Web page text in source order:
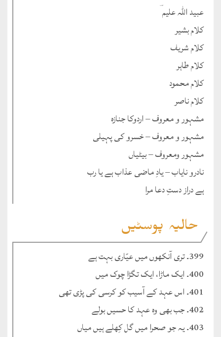
عبید اللہ علیم ؔ
کلام بشیر
کلام شریف
کلام طاہر
کلام محمود
کلام ناصر
مشہور و معروف – اردوکا جنازہ
مشہور و معروف – خسرو کی پہیلی
مشہور ومعروف – بیٹیاں
نادرو نایاب – یادِ ماضی عذاب ہے یا رب
ہے دراز دستِ دعا مرا
حالیہ پوسٹیں
399۔ تری آنکھوں میں عیّاری بہت ہے
400۔ ایک ماڑا، ایک تگڑا چوک میں
401۔ اس عہد کے آسیب کو کرسی کی پڑی تھی
402۔ جب بھی وہ عہد کا حسیں بولے
403۔ یہ جو صحرا میں گل کِھلے ہیں میاں